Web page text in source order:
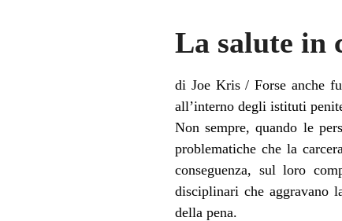
La salute in
di Joe Kris / Forse anche
all’interno degli istituti
Non sempre, quando le
problematiche che la
conseguenza, sul loro
disciplinari che aggravano
della pena.